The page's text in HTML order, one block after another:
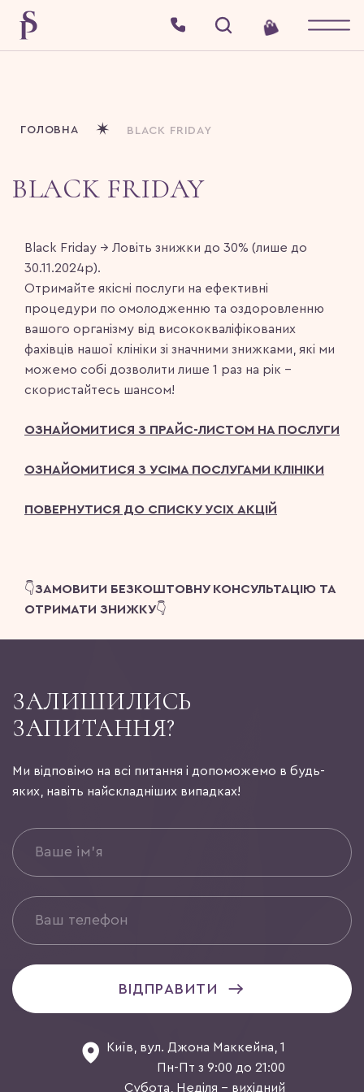
ГОЛОВНА BLACK FRIDAY
BLACK FRIDAY
Black Friday → Ловіть знижки до 30% (лише до
30.11.2024р).
Отримайте якісні послуги на ефективні
процедури по омолодженню та оздоровленню
вашого організму від висококваліфікованих
фахівців нашої клініки зі значними знижками, які ми
можемо собі дозволити лише 1 раз на рік –
скористайтесь шансом!
ОЗНАЙОМИТИСЯ З ПРАЙС-ЛИСТОМ НА ПОСЛУГИ
ОЗНАЙОМИТИСЯ З УСІМА ПОСЛУГАМИ КЛІНІКИ
ПОВЕРНУТИСЯ ДО СПИСКУ УСІХ АКЦІЙ
👇ЗАМОВИТИ БЕЗКОШТОВНУ КОНСУЛЬТАЦІЮ ТА
ОТРИМАТИ ЗНИЖКУ👇
ЗАЛИШИЛИСЬ
ЗАПИТАННЯ?
Ми відповімо на всі питання і допоможемо в будь-
яких, навіть найскладніших випадках!
ВІДПРАВИТИ
Київ, вул. Джона Маккейна, 1
Пн-Пт з 9:00 до 21:00
Субота, Неділя - вихідний